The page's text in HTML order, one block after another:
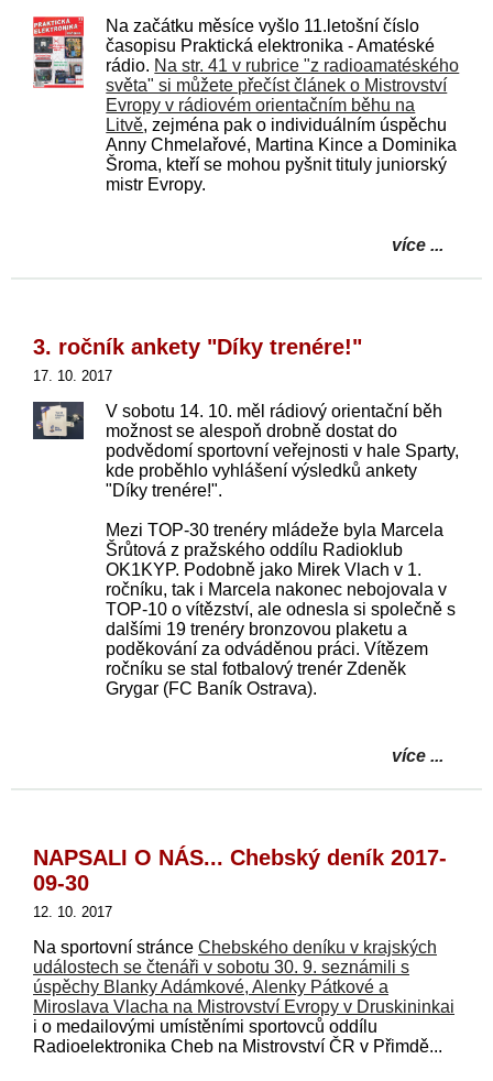
Na začátku měsíce vyšlo 11.letošní číslo
časopisu Praktická elektronika - Amatéské
rádio. Na str. 41 v rubrice "z radioamatéského
světa" si můžete přečíst článek o Mistrovství
Evropy v rádiovém orientačním běhu na
Litvě, zejména pak o individuálním úspěchu
Anny Chmelařové, Martina Kince a Dominika
Šroma, kteří se mohou pyšnit tituly juniorský
mistr Evropy.
více ...
3. ročník ankety "Díky trenére!"
17. 10. 2017
V sobotu 14. 10. měl rádiový orientační běh
možnost se alespoň drobně dostat do
podvědomí sportovní veřejnosti v hale Sparty,
kde proběhlo vyhlášení výsledků ankety
"Díky trenére!".
Mezi TOP-30 trenéry mládeže byla Marcela
Šrůtová z pražského oddílu Radioklub
OK1KYP. Podobně jako Mirek Vlach v 1.
ročníku, tak i Marcela nakonec nebojovala v
TOP-10 o vítězství, ale odnesla si společně s
dalšími 19 trenéry bronzovou plaketu a
poděkování za odváděnou práci. Vítězem
ročníku se stal fotbalový trenér Zdeněk
Grygar (FC Baník Ostrava).
více ...
NAPSALI O NÁS... Chebský deník 2017-
09-30
12. 10. 2017
Na sportovní stránce Chebského deníku v krajských
událostech se čtenáři v sobotu 30. 9. seznámili s
úspěchy Blanky Adámkové, Alenky Pátkové a
Miroslava Vlacha na Mistrovství Evropy v Druskininkai
i o medailovými umístěními sportovců oddílu
Radioelektronika Cheb na Mistrovství ČR v Přimdě...